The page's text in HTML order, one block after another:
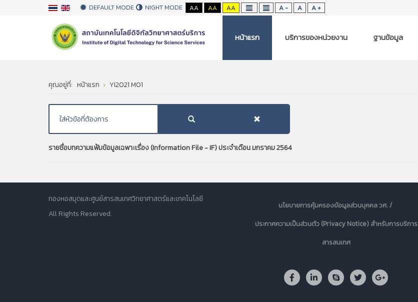
DEFAULT MODE NIGHT MODE AA AA AA A - A A +
หน้าแรก บริการของหน่วยงาน ฐานข้อมูล
คุณอยู่ที่: หน้าแรก YI2021 M01
รายชื่อบทความแฟ้มข้อมูลเฉพาะเรื่อง (Information File - IF) ประจำเดือน มกราคม 2564
กองหอสมุดและศูนย์สารสนเทศวิทยาศาสตร์และเทคโนโลยี
All Rights Reserved.
นโยบายการคุ้มครองข้อมูลส่วนบุคคล วศ. /
ประกาศความเป็นส่วนตัว (Privacy Notice) สำหรับการบริการ
สารสนเทศ